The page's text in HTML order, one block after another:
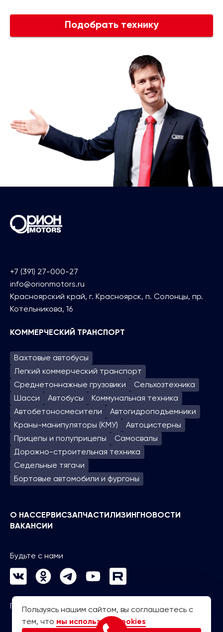
Подобрать технику
+7 (391) 27-000-27
info@orionmotors.ru
Красноярский край, г. Красноярск, п. Солонцы, пр.
Котельникова, 16
КОММЕРЧЕСКИЙ ТРАНСПОРТ
Вахтовые автобусы
Легкий коммерческий транспорт
Среднетоннажные грузовики
Сельхозтехника
Шасси
Автобусы
Коммунальная техника
Автобетоносмесители
Автогидроподъем­ники
Краны-манипуляторы (КМУ)
Автоцистерны
Прицепы и полуприцепы
Самосвалы
Дорожно-строительная техника
Седельные тягачи
Бортовые автомобили и фургоны
О НАССЕРВИСЗАПЧАСТИ ЛИЗИНГНОВОСТИ
ВАКАНСИИ
Будьте с нами
Политика конфиденциальности
Пользуясь нашим сайтом, вы соглашаетесь с
тем, что мы используем cookies